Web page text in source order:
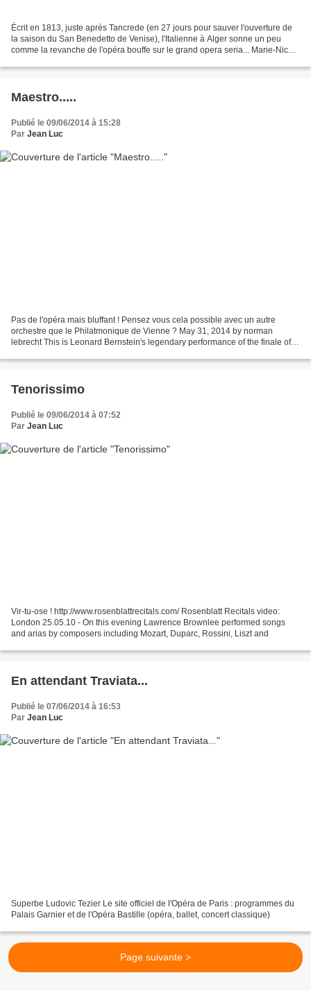
Écrit en 1813, juste après Tancrede (en 27 jours pour sauver l'ouverture de
la saison du San Benedetto de Venise), l'Italienne à Alger sonne un peu
comme la revanche de l'opéra bouffe sur le grand opera seria... Marie-Nicole
Maestro.....
Publié le 09/06/2014 à 15:28
Par Jean Luc
Pas de l'opéra mais bluffant ! Pensez vous cela possible avec un autre
orchestre que le Philatmonique de Vienne ? May 31, 2014 by norman
lebrecht This is Leonard Bernstein's legendary performance of the finale of
Tenorissimo
Publié le 09/06/2014 à 07:52
Par Jean Luc
Vir-tu-ose ! http://www.rosenblattrecitals.com/ Rosenblatt Recitals video:
London 25.05.10 - On this evening Lawrence Brownlee performed songs
and arias by composers including Mozart, Duparc, Rossini, Liszt and
En attendant Traviata...
Publié le 07/06/2014 à 16:53
Par Jean Luc
Superbe Ludovic Tezier Le site officiel de l'Opéra de Paris : programmes du
Palais Garnier et de l'Opéra Bastille (opéra, ballet, concert classique)
Page suivante >